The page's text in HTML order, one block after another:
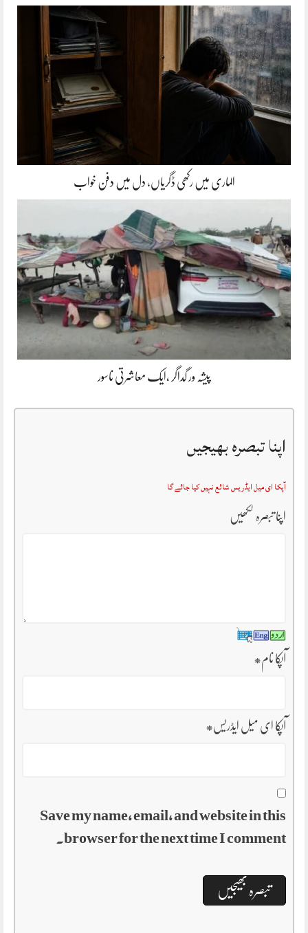
الماری میں رکھی ڈگریاں، دل میں دفن خواب
پیشہ ور گداگر ،ایک معاشرتی ناسور
اپنا تبصرہ بھیجیں
آپکا ای میل ایڈریس شائع نہیں کیا جائے گا
اپنا تبصرہ لکھیں
آپکا نام*
آپکا ای میل ایڈریس*
Save my name, email, and website in this
browser for the next time I comment.